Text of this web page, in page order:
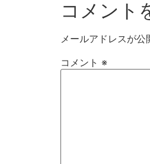
コメント
メールアドレスが
コメント ※